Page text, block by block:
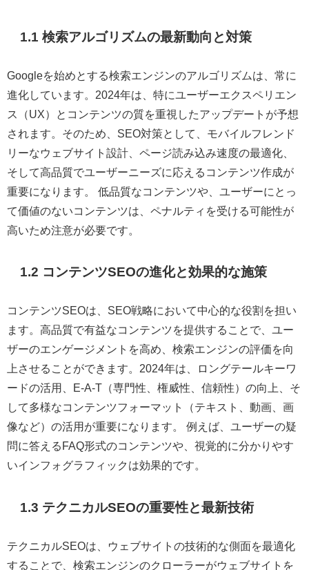
1.1 検索アルゴリズムの最新動向と対策
Googleを始めとする検索エンジンのアルゴリズムは、常に
進化しています。2024年は、特にユーザーエクスペリエン
ス（UX）とコンテンツの質を重視したアップデートが予想
されます。そのため、SEO対策として、モバイルフレンド
リーなウェブサイト設計、ページ読み込み速度の最適化、
そして高品質でユーザーニーズに応えるコンテンツ作成が
重要になります。 低品質なコンテンツや、ユーザーにとっ
て価値のないコンテンツは、ペナルティを受ける可能性が
高いため注意が必要です。
1.2 コンテンツSEOの進化と効果的な施策
コンテンツSEOは、SEO戦略において中心的な役割を担い
ます。高品質で有益なコンテンツを提供することで、ユー
ザーのエンゲージメントを高め、検索エンジンの評価を向
上させることができます。2024年は、ロングテールキーワ
ードの活用、E-A-T（専門性、権威性、信頼性）の向上、そ
して多様なコンテンツフォーマット（テキスト、動画、画
像など）の活用が重要になります。 例えば、ユーザーの疑
問に答えるFAQ形式のコンテンツや、視覚的に分かりやす
いインフォグラフィックは効果的です。
1.3 テクニカルSEOの重要性と最新技術
テクニカルSEOは、ウェブサイトの技術的な側面を最適化
することで、検索エンジンのクローラーがウェブサイトを